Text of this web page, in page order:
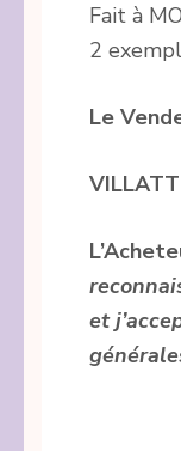
Fait à
2
Le
et